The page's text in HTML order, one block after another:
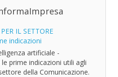
IL SETTORE
indicazioni
artificiale -
prime indicazioni utili agli
della Comunicazione.